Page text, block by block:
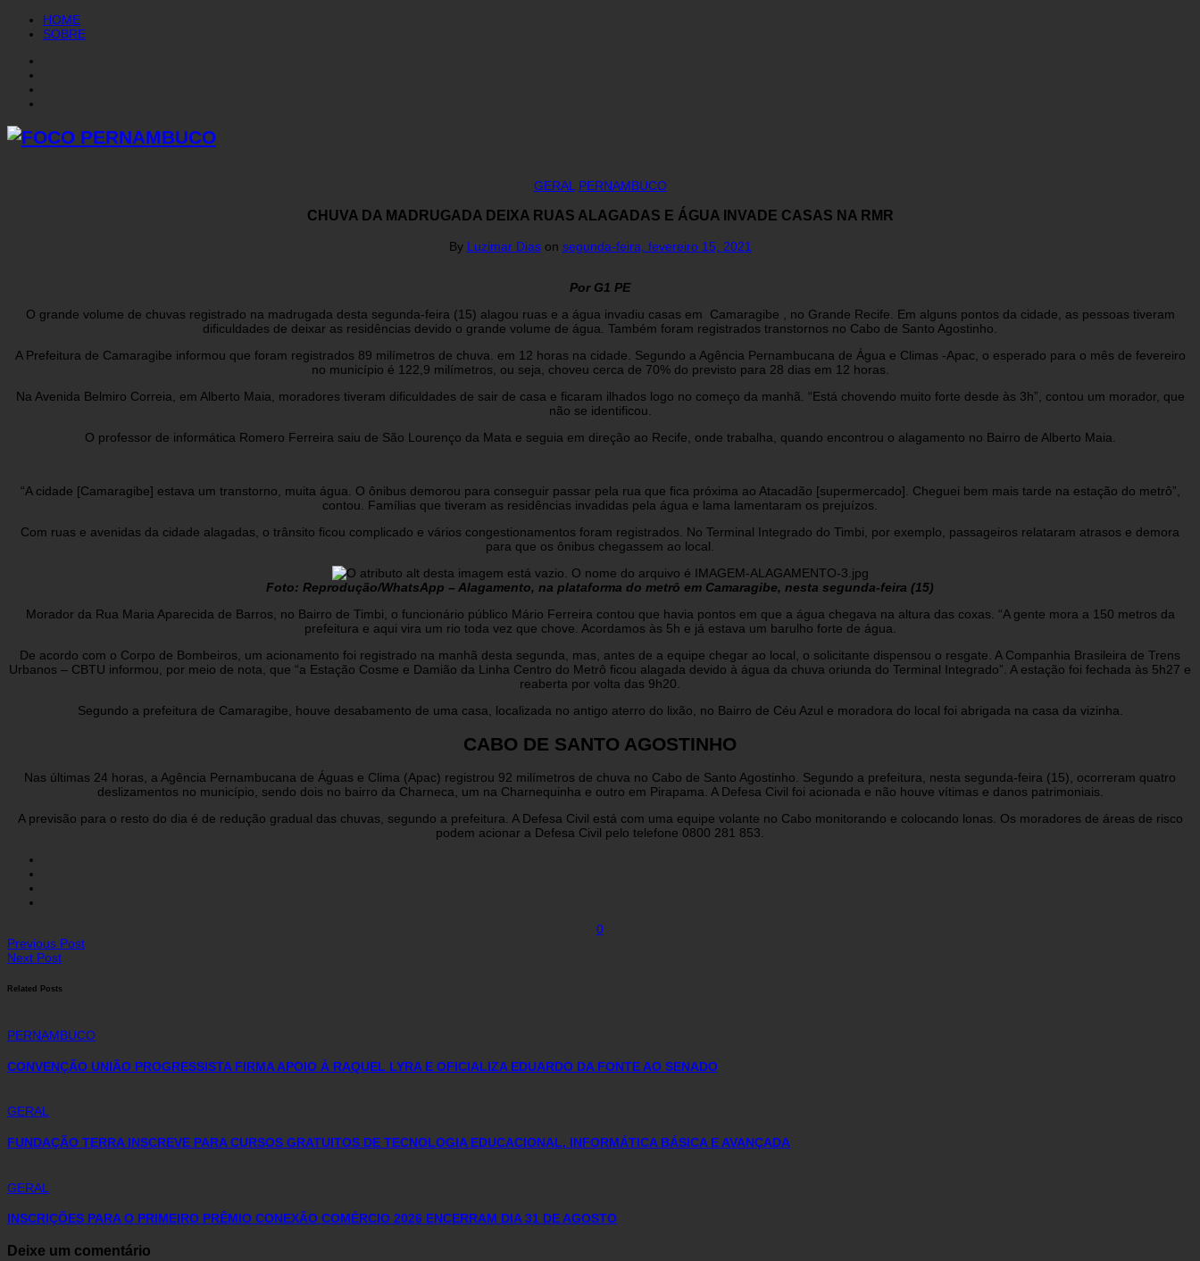
HOME
SOBRE
GERAL PERNAMBUCO
CHUVA DA MADRUGADA DEIXA RUAS ALAGADAS E ÁGUA INVADE CASAS NA RMR
By Luzimar Dias on segunda-feira, fevereiro 15, 2021
Por G1 PE
O grande volume de chuvas registrado na madrugada desta segunda-feira (15) alagou ruas e a água invadiu casas em Camaragibe , no Grande Recife. Em alguns pontos da cidade, as pessoas tiveram
dificuldades de deixar as residências devido o grande volume de água. Também foram registrados transtornos no Cabo de Santo Agostinho.
A Prefeitura de Camaragibe informou que foram registrados 89 milímetros de chuva. em 12 horas na cidade. Segundo a Agência Pernambucana de Água e Climas -Apac, o esperado para o mês de fevereiro
no município é 122,9 milímetros, ou seja, choveu cerca de 70% do previsto para 28 dias em 12 horas.
Na Avenida Belmiro Correia, em Alberto Maia, moradores tiveram dificuldades de sair de casa e ficaram ilhados logo no começo da manhã. “Está chovendo muito forte desde às 3h”, contou um morador, que
não se identificou.
O professor de informática Romero Ferreira saiu de São Lourenço da Mata e seguia em direção ao Recife, onde trabalha, quando encontrou o alagamento no Bairro de Alberto Maia.
“A cidade [Camaragibe] estava um transtorno, muita água. O ônibus demorou para conseguir passar pela rua que fica próxima ao Atacadão [supermercado]. Cheguei bem mais tarde na estação do metrô”,
contou. Famílias que tiveram as residências invadidas pela água e lama lamentaram os prejuízos.
Com ruas e avenidas da cidade alagadas, o trânsito ficou complicado e vários congestionamentos foram registrados. No Terminal Integrado do Timbi, por exemplo, passageiros relataram atrasos e demora
para que os ônibus chegassem ao local.
Foto: Reprodução/WhatsApp – Alagamento, na plataforma do metrô em Camaragibe, nesta segunda-feira (15)
Morador da Rua Maria Aparecida de Barros, no Bairro de Timbi, o funcionário público Mário Ferreira contou que havia pontos em que a água chegava na altura das coxas. “A gente mora a 150 metros da
prefeitura e aqui vira um rio toda vez que chove. Acordamos às 5h e já estava um barulho forte de água.
De acordo com o Corpo de Bombeiros, um acionamento foi registrado na manhã desta segunda, mas, antes de a equipe chegar ao local, o solicitante dispensou o resgate. A Companhia Brasileira de Trens
Urbanos – CBTU informou, por meio de nota, que “a Estação Cosme e Damião da Linha Centro do Metrô ficou alagada devido à água da chuva oriunda do Terminal Integrado”. A estação foi fechada às 5h27 e
reaberta por volta das 9h20.
Segundo a prefeitura de Camaragibe, houve desabamento de uma casa, localizada no antigo aterro do lixão, no Bairro de Céu Azul e moradora do local foi abrigada na casa da vizinha.
CABO DE SANTO AGOSTINHO
Nas últimas 24 horas, a Agência Pernambucana de Águas e Clima (Apac) registrou 92 milímetros de chuva no Cabo de Santo Agostinho. Segundo a prefeitura, nesta segunda-feira (15), ocorreram quatro
deslizamentos no município, sendo dois no bairro da Charneca, um na Charnequinha e outro em Pirapama. A Defesa Civil foi acionada e não houve vítimas e danos patrimoniais.
A previsão para o resto do dia é de redução gradual das chuvas, segundo a prefeitura. A Defesa Civil está com uma equipe volante no Cabo monitorando e colocando lonas. Os moradores de áreas de risco
podem acionar a Defesa Civil pelo telefone 0800 281 853.
0
Previous Post
Next Post
Related Posts
PERNAMBUCO
CONVENÇÃO UNIÃO PROGRESSISTA FIRMA APOIO À RAQUEL LYRA E OFICIALIZA EDUARDO DA FONTE AO SENADO
GERAL
FUNDAÇÃO TERRA INSCREVE PARA CURSOS GRATUITOS DE TECNOLOGIA EDUCACIONAL, INFORMÁTICA BÁSICA E AVANÇADA
GERAL
INSCRIÇÕES PARA O PRIMEIRO PRÊMIO CONEXÃO COMÉRCIO 2026 ENCERRAM DIA 31 DE AGOSTO
Deixe um comentário